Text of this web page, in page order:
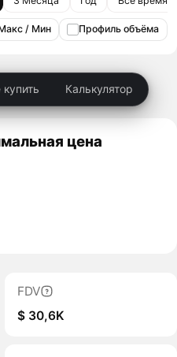
/ Мин Профиль объёма
купить Калькулятор
цена
FDV
$ 30,6K